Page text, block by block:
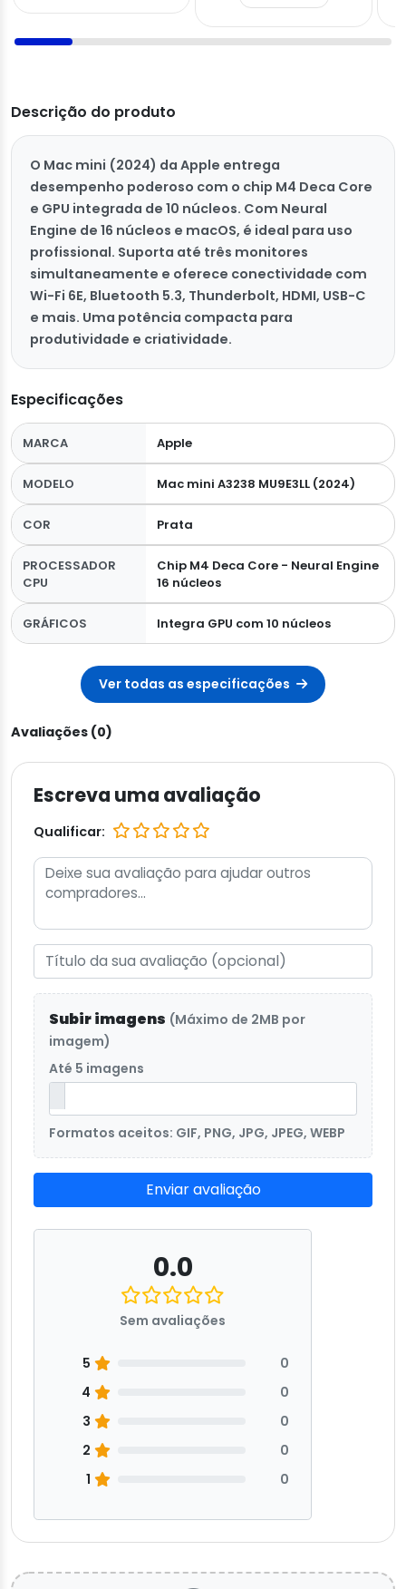
Descrição do produto
O Mac mini (2024) da Apple entrega
desempenho poderoso com o chip M4 Deca Core
e GPU integrada de 10 núcleos. Com Neural
Engine de 16 núcleos e macOS, é ideal para uso
profissional. Suporta até três monitores
simultaneamente e oferece conectividade com
Wi-Fi 6E, Bluetooth 5.3, Thunderbolt, HDMI, USB-C
e mais. Uma potência compacta para
produtividade e criatividade.
Especificações
MARCA Apple
MODELO Mac mini A3238 MU9E3LL (2024)
COR Prata
PROCESSADOR
CPU
Chip M4 Deca Core - Neural Engine
16 núcleos
GRÁFICOS Integra GPU com 10 núcleos
Ver todas as especificações
Avaliações (0)
Escreva uma avaliação
Qualificar:
Subir imagens (Máximo de 2MB por
imagem)
Até 5 imagens
Formatos aceitos: GIF, PNG, JPG, JPEG, WEBP
Enviar avaliação
0.0
Sem avaliações
5
0
4
0
3
0
2
0
1
0